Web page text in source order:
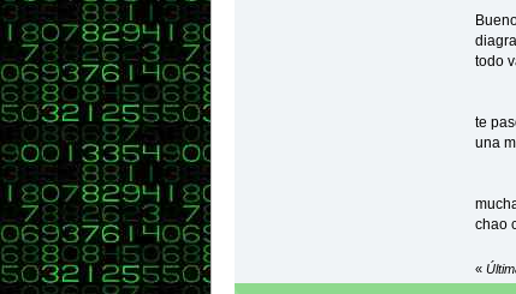
}
todo
te
una
chao
«